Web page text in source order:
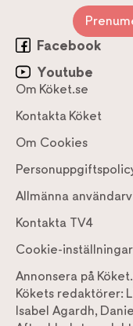
Facebook
Youtube
Om Köket.se
Kontakta Köket
Om Cookies
Allmänna
Kontakta TV4
Cookie-inställningar
Annonsera på
Kökets redaktörer:
Isabel Agardh,